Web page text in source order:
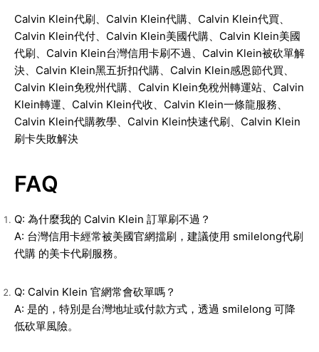
Calvin Klein代刷、Calvin Klein代購、Calvin Klein代買、
Calvin Klein代付、Calvin Klein美國代購、Calvin Klein美國
代刷、Calvin Klein台灣信用卡刷不過、Calvin Klein被砍單解
決、Calvin Klein黑五折扣代購、Calvin Klein感恩節代買、
Calvin Klein免稅州代購、Calvin Klein免稅州轉運站、Calvin
Klein轉運、Calvin Klein代收、Calvin Klein一條龍服務、
Calvin Klein代購教學、Calvin Klein快速代刷、Calvin Klein
刷卡失敗解決
FAQ
Q: 為什麼我的 Calvin Klein 訂單刷不過？
A: 台灣信用卡經常被美國官網擋刷，建議使用 smilelong代刷
代購 的美卡代刷服務。
Q: Calvin Klein 官網常會砍單嗎？
A: 是的，特別是台灣地址或付款方式，透過 smilelong 可降
低砍單風險。